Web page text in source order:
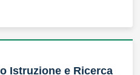
Istruzione e Ricerca_